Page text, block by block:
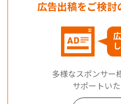
広告出稿をご検討
多様なスポンサー
サポートいた